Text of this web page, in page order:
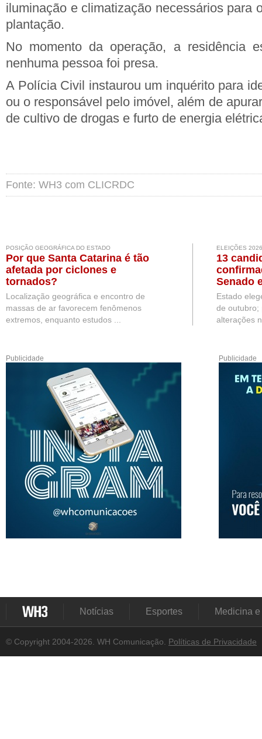
iluminação e climatização necessários para
plantação.
No momento da operação, a residência
nenhuma pessoa foi presa.
A Polícia Civil instaurou um inquérito para
ou o responsável pelo imóvel, além de
de cultivo de drogas e furto de energia
Fonte: WH3 com CLICRDC
POSIÇÃO GEOGRÁFICA DO ESTADO
Por que Santa Catarina é tão
afetada por ciclones e
tornados?
Localização geográfica e encontro de
massas de ar favorecem fenômenos
extremos, enquanto estudos ...
ELEIÇÕES 2026
13
Senado
Estado
de outubro;
alterações
Publicidade Publicidade
Notícias Esportes Medicina
© Copyright 2004-2026. WH Comunicação. Políticas de Privacidade